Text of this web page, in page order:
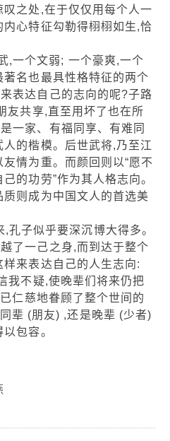
之处,在于仅仅用每个人一
心特征勾勒得栩栩如生,恰
个文弱; 一个豪爽,一个
名也最具性格特征的两个
表达自己的志向的呢?子路
友共享,直至用坏了也在所
一家、有福同享、有难同
的楷模。后世武将,乃至江
情为重。而颜回则以“愿不
的功劳”作为其人格志向。
则成为中国文人的首选美
子似乎要深沉博大得多。
了一己之身,而到达于整个
来表达自己的人生志向:
我不疑,使晚辈们将来仍把
仁慈地眷顾了整个世间的
辈 (朋友) ,还是晚辈 (少者)
包容。